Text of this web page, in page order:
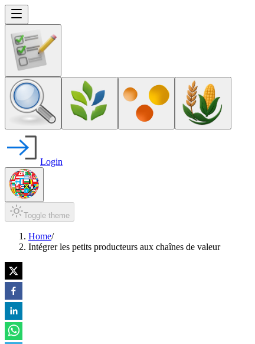
Login
Toggle theme
Home/
Intégrer les petits producteurs aux chaînes de valeur